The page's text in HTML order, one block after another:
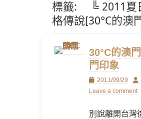
標籤:
╚ 2011夏
格傳說[30°C的澳
30°C的澳
門印象
Posted
on
2011/09/29
Leave a comment
別說離開台灣